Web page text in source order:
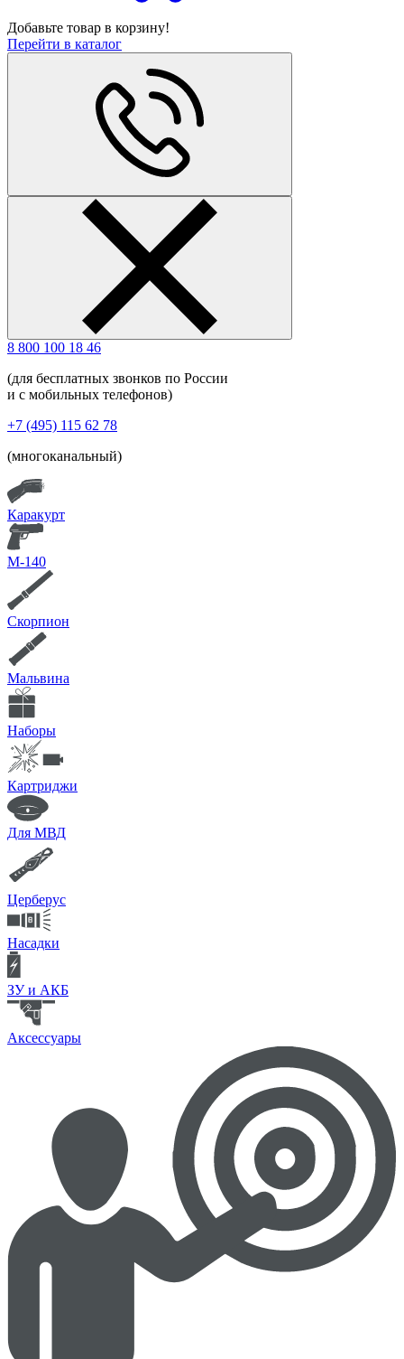
Добавьте товар в корзину!
Перейти в каталог
8 800 100 18 46
(для бесплатных звонков по России
и с мобильных телефонов)
+7 (495) 115 62 78
(многоканальный)
Каракурт
М-140
Скорпион
Мальвина
Наборы
Картриджи
Для МВД
Церберус
Насадки
ЗУ и АКБ
Аксессуары